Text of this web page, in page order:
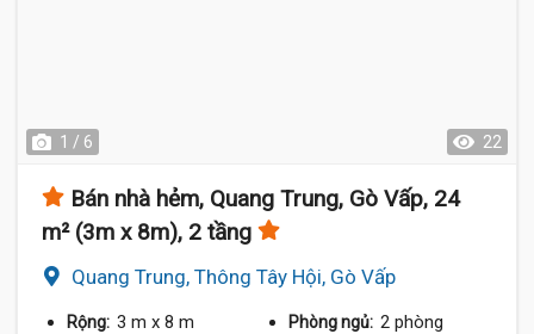
1 / 6 22
Bán nhà hẻm, Quang Trung, Gò Vấp, 24
m² (3m x 8m), 2 tầng
Quang Trung, Thông Tây Hội, Gò Vấp
Rộng: 3 m x 8 m Phòng ngủ: 2 phòng